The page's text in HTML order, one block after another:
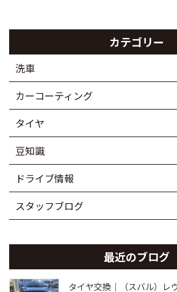
カテゴリー
洗車
カーコーティング
タイヤ
豆知識
ドライブ情報
スタッフブログ
最近のブログ
タイヤ交換｜（スバル）レ